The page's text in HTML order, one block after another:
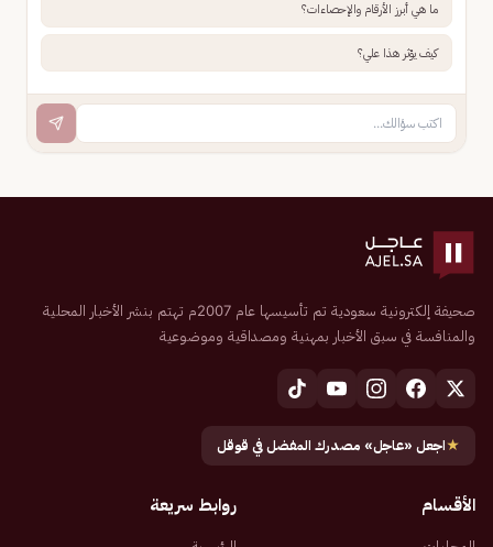
ما هي أبرز الأرقام والإحصاءات؟
كيف يؤثر هذا علي؟
صحيفة إلكترونية سعودية تم تأسيسها عام 2007م تهتم بنشر الأخبار المحلية
والمنافسة في سبق الأخبار بمهنية ومصداقية وموضوعية
★اجعل «عاجل» مصدرك المفضل في قوقل
الأقسام روابط سريعة